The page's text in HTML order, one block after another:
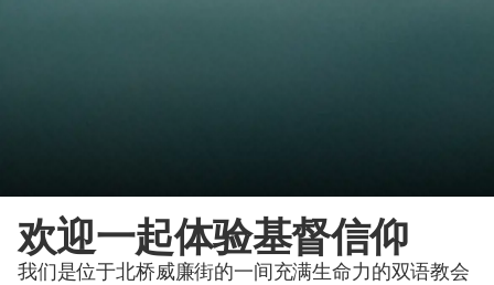
欢迎一起体验基督信仰
我们是位于北桥威廉街的一间充满生命力的双语教会